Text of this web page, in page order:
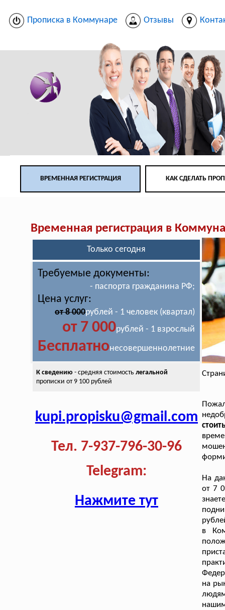
Прописка в Коммунаре Отзывы
ВРЕМЕННАЯ РЕГИСТРАЦИЯ КАК СДЕЛАТЬ
Временная регистрация в
Только сегодня
Требуемые документы:
- паспорта гражданина РФ;
Цена услуг:
от 8 000рублей - 1 человек (квартал)
от 7 000рублей - 1 взрослый
Бесплатнонесовершеннолетние
К сведению - средняя стоимостьлегальной
прописки от 9 100 рублей
kupi.propisku@gmail.com
Тел. 7-937-796-30-96
Telegram:
Нажмите тут
На
от 7
в
на